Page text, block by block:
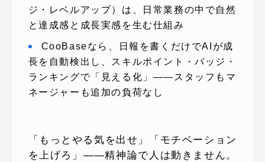
ジ・レベルアップ）は、日常業務の中で自然
と達成感と成長実感を生む仕組み
CooBaseなら、日報を書くだけでAIが成
長を自動検出し、スキルポイント・バッジ・
ランキングで「見える化」——スタッフもマ
ネージャーも追加の負荷なし
「もっとやる気を出せ」「モチベーション
を上げろ」——精神論で人は動きません。